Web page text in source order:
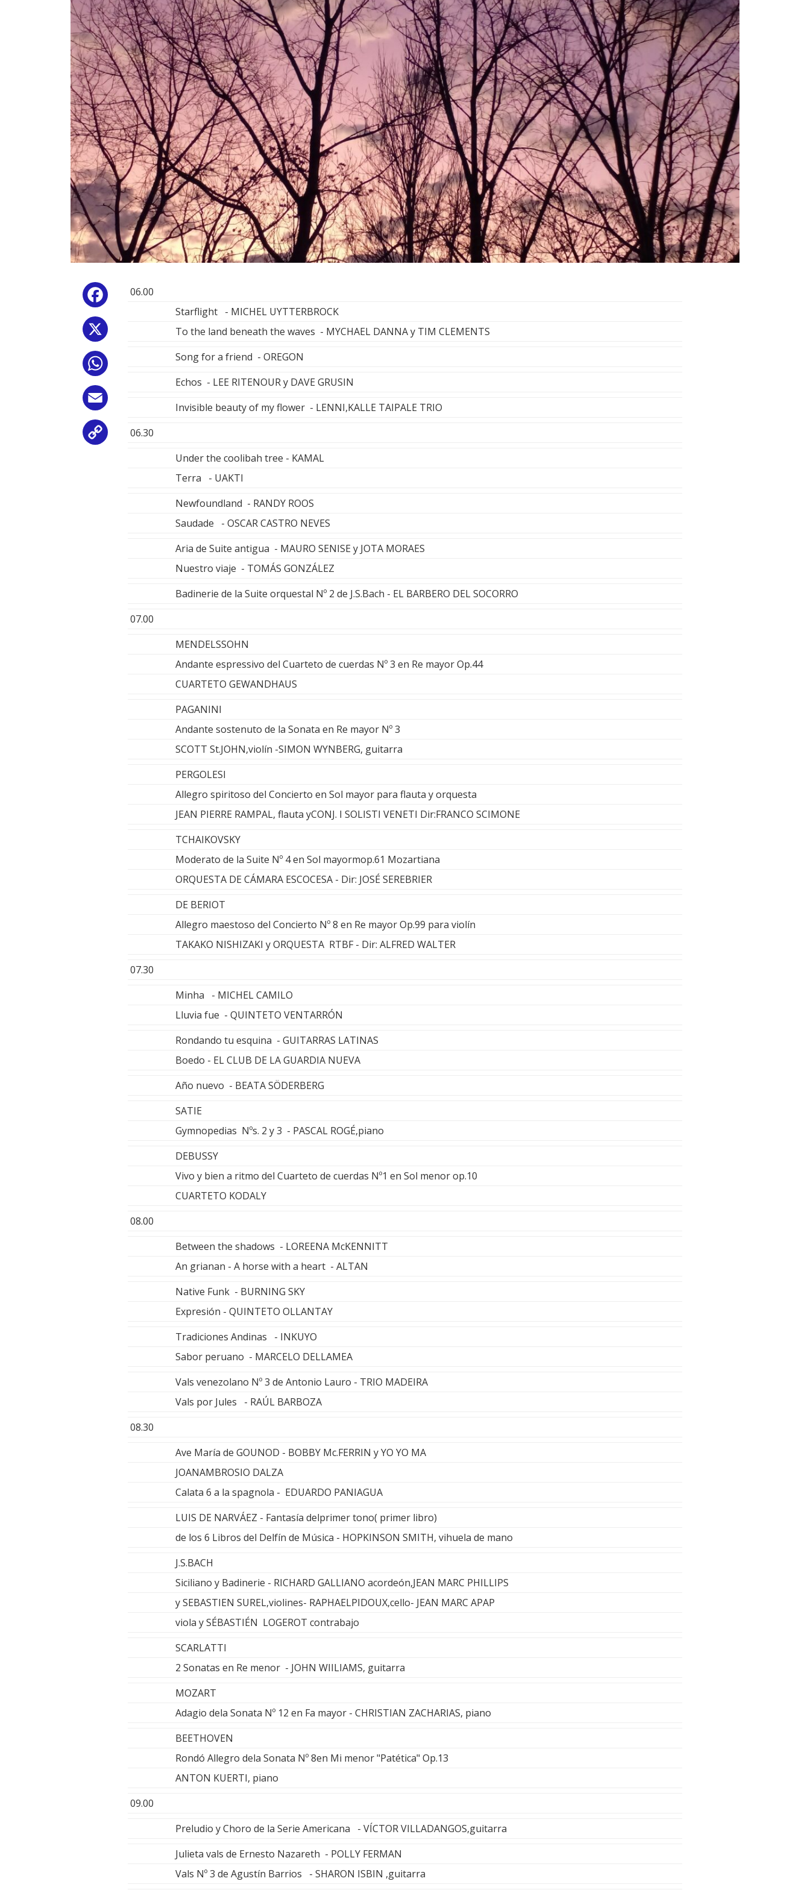
Facebook
Copy
06.00
Starflight - MICHEL UYTTERBROCK
To the land beneath the waves - MYCHAEL DANNA y TIM CLEMENTS
Song for a friend - OREGON
Echos - LEE RITENOUR y DAVE GRUSIN
Invisible beauty of my flower - LENNI,KALLE TAIPALE TRIO
06.30
Under the coolibah tree - KAMAL
Terra - UAKTI
Newfoundland - RANDY ROOS
Saudade - OSCAR CASTRO NEVES
Aria de Suite antigua - MAURO SENISE y JOTA MORAES
Nuestro viaje - TOMÁS GONZÁLEZ
Badinerie de la Suite orquestal Nº 2 de J.S.Bach - EL BARBERO DEL SOCORRO
07.00
MENDELSSOHN
Andante espressivo del Cuarteto de cuerdas Nº 3 en Re mayor Op.44
CUARTETO GEWANDHAUS
PAGANINI
Andante sostenuto de la Sonata en Re mayor Nº 3
SCOTT St.JOHN,violín -SIMON WYNBERG, guitarra
PERGOLESI
Allegro spiritoso del Concierto en Sol mayor para flauta y orquesta
JEAN PIERRE RAMPAL, flauta yCONJ. I SOLISTI VENETI Dir:FRANCO SCIMONE
TCHAIKOVSKY
Moderato de la Suite Nº 4 en Sol mayormop.61 Mozartiana
ORQUESTA DE CÁMARA ESCOCESA - Dir: JOSÉ SEREBRIER
DE BERIOT
Allegro maestoso del Concierto Nº 8 en Re mayor Op.99 para violín
TAKAKO NISHIZAKI y ORQUESTA RTBF - Dir: ALFRED WALTER
07.30
Minha - MICHEL CAMILO
Lluvia fue - QUINTETO VENTARRÓN
Rondando tu esquina - GUITARRAS LATINAS
Boedo - EL CLUB DE LA GUARDIA NUEVA
Año nuevo - BEATA SÖDERBERG
SATIE
Gymnopedias Nºs. 2 y 3 - PASCAL ROGÉ,piano
DEBUSSY
Vivo y bien a ritmo del Cuarteto de cuerdas Nº1 en Sol menor op.10
CUARTETO KODALY
08.00
Between the shadows - LOREENA McKENNITT
An grianan - A horse with a heart - ALTAN
Native Funk - BURNING SKY
Expresión - QUINTETO OLLANTAY
Tradiciones Andinas - INKUYO
Sabor peruano - MARCELO DELLAMEA
Vals venezolano Nº 3 de Antonio Lauro - TRIO MADEIRA
Vals por Jules - RAÚL BARBOZA
08.30
Ave María de GOUNOD - BOBBY Mc.FERRIN y YO YO MA
JOANAMBROSIO DALZA
Calata 6 a la spagnola - EDUARDO PANIAGUA
LUIS DE NARVÁEZ - Fantasía delprimer tono( primer libro)
de los 6 Libros del Delfín de Música - HOPKINSON SMITH, vihuela de mano
J.S.BACH
Siciliano y Badinerie - RICHARD GALLIANO acordeón,JEAN MARC PHILLIPS
y SEBASTIEN SUREL,violines- RAPHAELPIDOUX,cello- JEAN MARC APAP
viola y SÉBASTIÉN LOGEROT contrabajo
SCARLATTI
2 Sonatas en Re menor - JOHN WIILIAMS, guitarra
MOZART
Adagio dela Sonata Nº 12 en Fa mayor - CHRISTIAN ZACHARIAS, piano
BEETHOVEN
Rondó Allegro dela Sonata Nº 8en Mi menor "Patética" Op.13
ANTON KUERTI, piano
09.00
Preludio y Choro de la Serie Americana - VÍCTOR VILLADANGOS,guitarra
Julieta vals de Ernesto Nazareth - POLLY FERMAN
Vals Nº 3 de Agustín Barrios - SHARON ISBIN ,guitarra